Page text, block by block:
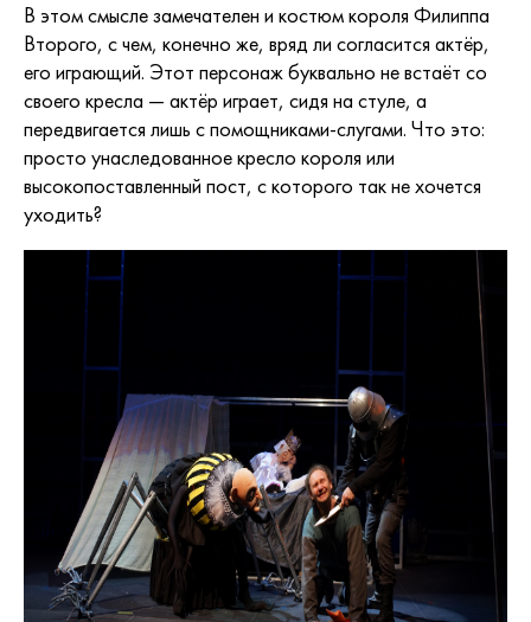
В этом смысле замечателен и костюм короля Филиппа
Второго, с чем, конечно же, вряд ли согласится актёр,
его играющий. Этот персонаж буквально не встаёт со
своего кресла — актёр играет, сидя на стуле, а
передвигается лишь с помощниками-слугами. Что это:
просто унаследованное кресло короля или
высокопоставленный пост, с которого так не хочется
уходить?